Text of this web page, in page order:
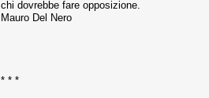
chi dovrebbe fare opposizione.
Mauro Del Nero
* * *